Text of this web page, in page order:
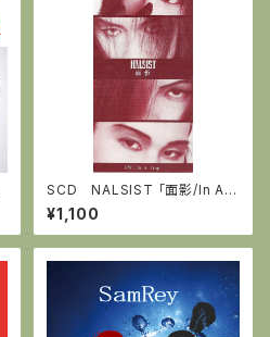
SCD NALSIST 「面影/In A T
rap」
¥1,100